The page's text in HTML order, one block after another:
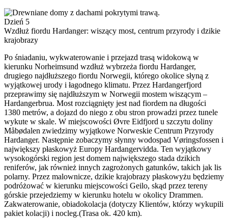
Dzień 5
Wzdłuż fiordu Hardanger: wiszący most, centrum przyrody i dzikie
krajobrazy
Po śniadaniu, wykwaterowanie i przejazd trasą widokową w
kierunku Norheimsund wzdłuż wybrzeża fiordu Hardanger,
drugiego najdłuższego fiordu Norwegii, którego okolice słyną z
wyjątkowej urody i łagodnego klimatu. Przez Hardangerfjord
przeprawimy się najdłuższym w Norwegii mostem wiszącym –
Hardangerbrua. Most rozciągnięty jest nad fiordem na długości
1380 metrów, a dojazd do niego z obu stron prowadzi przez tunele
wykute w skale. W miejscowości Øvre Eidfjord u szczytu doliny
Måbødalen zwiedzimy wyjątkowe Norweskie Centrum Przyrody
Hardanger. Następnie zobaczymy słynny wodospad Vøringsfossen i
największy płaskowyż Europy Hardangervidda. Ten wyjątkowy
wysokogórski region jest domem największego stada dzikich
reniferów, jak również innych zagrożonych gatunków, takich jak lis
polarny. Przez malownicze, dzikie krajobrazy płaskowyżu będziemy
podróżować w kierunku miejscowości Geilo, skąd przez tereny
górskie przejedziemy w kierunku hotelu w okolicy Drammen.
Zakwaterowanie, obiadokolacja (dotyczy Klientów, którzy wykupili
pakiet kolacji) i nocleg.(Trasa ok. 420 km).